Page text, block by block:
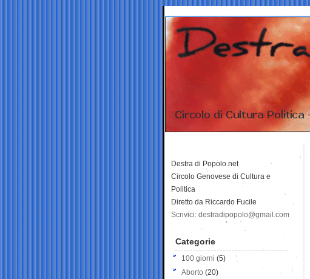
Destra di Popolo.net
Circolo Genovese di Cultura e
Politica
Diretto da Riccardo Fucile
Scrivici: destradipopolo@gmail.com
Categorie
100 giorni (5)
Aborto (20)